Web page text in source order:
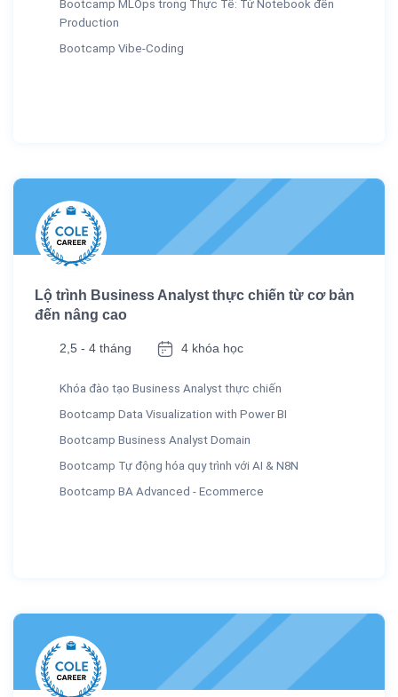
Bootcamp MLOps trong Thực Tế: Từ Notebook đến
Production
Bootcamp Vibe-Coding
Lộ trình Business Analyst thực chiến từ cơ bản
đến nâng cao
2,5 - 4 tháng 4 khóa học
Khóa đào tạo Business Analyst thực chiến
Bootcamp Data Visualization with Power BI
Bootcamp Business Analyst Domain
Bootcamp Tự động hóa quy trình với AI & N8N
Bootcamp BA Advanced - Ecommerce